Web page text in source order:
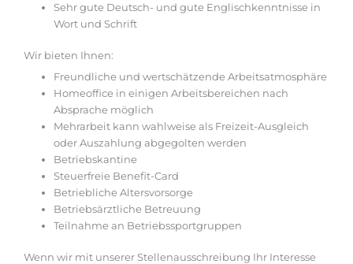
Sehr gute Deutsch- und gute Englischkenntnisse in
Wort und Schrift
Wir bieten Ihnen:
Freundliche und wertschätzende Arbeitsatmosphäre
Homeoffice in einigen Arbeitsbereichen nach
Absprache möglich
Mehrarbeit kann wahlweise als Freizeit-Ausgleich
oder Auszahlung abgegolten werden
Betriebskantine
Steuerfreie Benefit-Card
Betriebliche Altersvorsorge
Betriebsärztliche Betreuung
Teilnahme an Betriebssportgruppen
Wenn wir mit unserer Stellenausschreibung Ihr Interesse